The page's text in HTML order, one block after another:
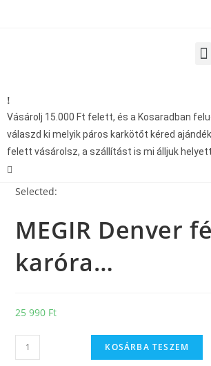
Vásárolj 15.000 Ft felett, és a Kosaradban
válaszd ki melyik páros karkötőt kéred
felett vásárolsz, a szállítást is mi álljuk
Selected:
MEGIR Denver
karóra…
25 990 Ft
KOSÁRBA TESZEM